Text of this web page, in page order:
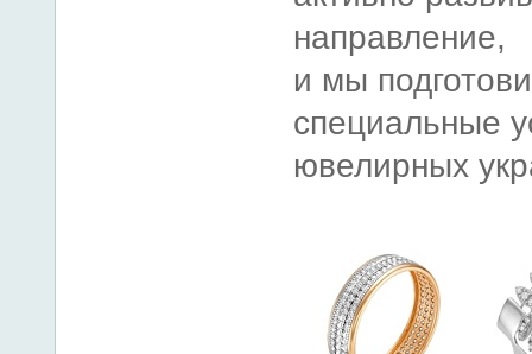
направление,
и мы
специальные
ювелирных